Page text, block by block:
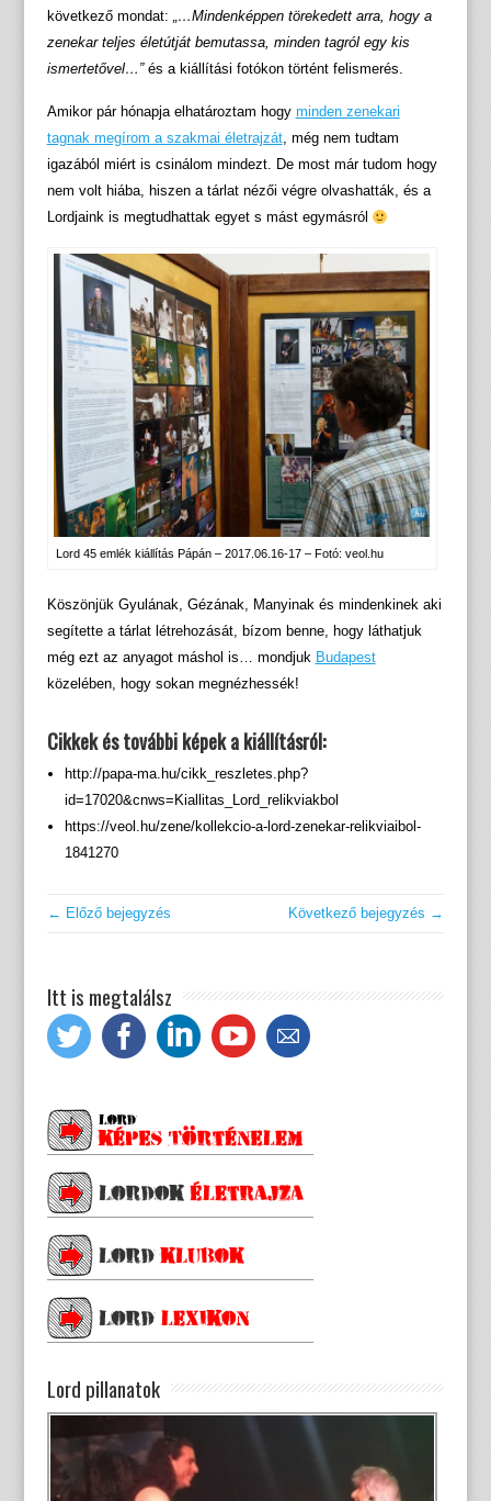
következő mondat: „…Mindenképpen törekedett arra, hogy a
zenekar teljes életútját bemutassa, minden tagról egy kis
ismertetővel…”és a kiállítási fotókon történt felismerés.
Amikor pár hónapja elhatároztam hogy minden zenekari
tagnak megírom a szakmai életrajzát, még nem tudtam
igazából miért is csinálom mindezt. De most már tudom hogy
nem volt hiába, hiszen a tárlat nézői végre olvashatták, és a
Lordjaink is megtudhattak egyet s mást egymásról
Lord 45 emlék kiállítás Pápán – 2017.06.16-17 – Fotó: veol.hu
Köszönjük Gyulának, Gézának, Manyinak és mindenkinek aki
segítette a tárlat létrehozását, bízom benne, hogy láthatjuk
még ezt az anyagot máshol is… mondjuk Budapest
közelében, hogy sokan megnézhessék!
Cikkek és további képek a kiállításról:
http://papa-ma.hu/cikk_reszletes.php?
id=17020&cnws=Kiallitas_Lord_relikviakbol
https://veol.hu/zene/kollekcio-a-lord-zenekar-relikviaibol-
1841270
← Előző bejegyzés Következő bejegyzés →
Itt is megtalálsz
Lord pillanatok